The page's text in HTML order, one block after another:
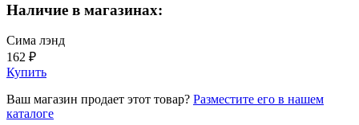
Наличие в магазинах:
Сима лэнд
162 ₽
Купить
Ваш магазин продает этот товар? Разместите его в нашем
каталоге